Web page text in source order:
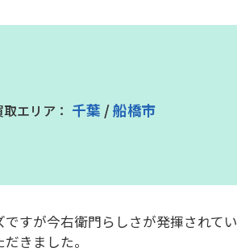
千葉 /船橋市
すが今右衛門らしさが発揮されて
きました。